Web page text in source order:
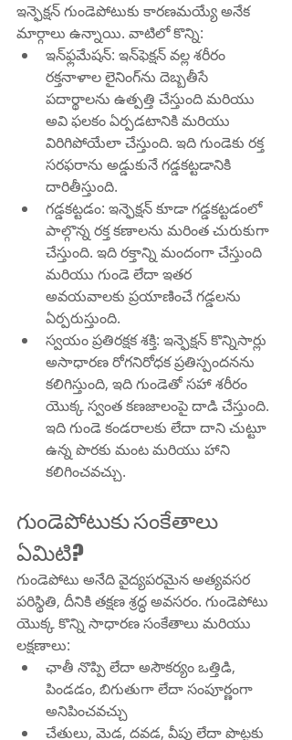
ఇన్ఫెక్షన్ గుండెపోటుకు కారణమయ్యే అనేక
మార్గాలు ఉన్నాయి. వాటిలో కొన్ని:
ఇన్‌ఫ్లమేషన్: ఇన్‌ఫెక్షన్ వల్ల శరీరం
రక్తనాళాల లైనింగ్‌ను దెబ్బతీసే
పదార్థాలను ఉత్పత్తి చేస్తుంది మరియు
అవి ఫలకం ఏర్పడటానికి మరియు
విరిగిపోయేలా చేస్తుంది. ఇది గుండెకు రక్త
సరఫరాను అడ్డుకునే గడ్డకట్టడానికి
దారితీస్తుంది.
గడ్డకట్టడం: ఇన్ఫెక్షన్ కూడా గడ్డకట్టడంలో
పాల్గొన్న రక్త కణాలను మరింత చురుకుగా
చేస్తుంది. ఇది రక్తాన్ని మందంగా చేస్తుంది
మరియు గుండె లేదా ఇతర
అవయవాలకు ప్రయాణించే గడ్డలను
ఏర్పరుస్తుంది.
స్వయం ప్రతిరక్షక శక్తి: ఇన్ఫెక్షన్ కొన్నిసార్లు
అసాధారణ రోగనిరోధక ప్రతిస్పందనను
కలిగిస్తుంది, ఇది గుండెతో సహా శరీరం
యొక్క స్వంత కణజాలంపై దాడి చేస్తుంది.
ఇది గుండె కండరాలకు లేదా దాని చుట్టూ
ఉన్న పొరకు మంట మరియు హాని
కలిగించవచ్చు.
గుండెపోటుకు సంకేతాలు
ఏమిటి?
గుండెపోటు అనేది వైద్యపరమైన అత్యవసర
పరిస్థితి, దీనికి తక్షణ శ్రద్ధ అవసరం. గుండెపోటు
యొక్క కొన్ని సాధారణ సంకేతాలు మరియు
లక్షణాలు:
ఛాతీ నొప్పి లేదా అసౌకర్యం ఒత్తిడి,
పిండడం, బిగుతుగా లేదా సంపూర్ణంగా
అనిపించవచ్చు
చేతులు, మెడ, దవడ, వీపు లేదా పొట్టకు